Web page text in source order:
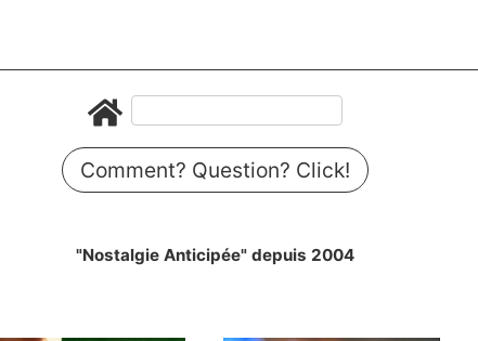
Comment? Question? Click!
"Nostalgie Anticipée" depuis 2004